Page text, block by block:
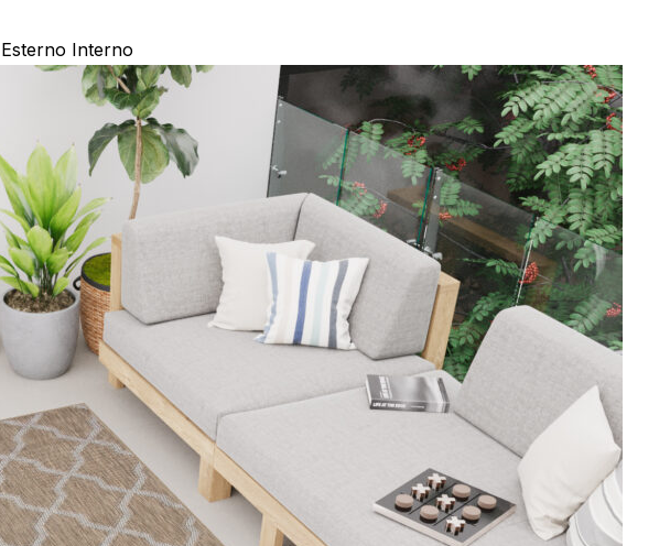
contenuti e annunci, per fornire funzionalità dei social media e per analizzare il nostro traffico.
su come utilizzi il nostro sito con i nostri partner social, pubblicitari e analitici, i quali possono
hai fornito loro o che hanno raccolto in base al tuo utilizzo dei loro servizi.
per le funzioni di base del sito e il sito non funzionerà come previsto senza di essi. Questi cookie non
identificabile.